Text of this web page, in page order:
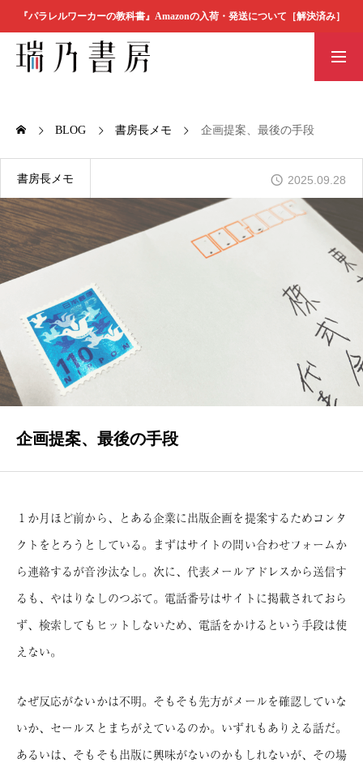
『パラレルワーカーの教科書』Amazonの入荷・発送について［解決済み］
書店の方へ 瑞乃書房の本
ード
BOOK
MESSAGE
代表者メッセージ
COMPANY
会社概要
ORDER
ご注文方法
INTERVIEWS
著者インタビュー
NEWS
瑞乃書房からのお知らせ
BLOG
CONTACT
お問い合わせ
BLOG 書房長メモ 企画提案、最後の手段
書房長メモ 2025.09.28
企画提案、最後の手段
１か月ほど前から、とある企業に出版企画を提案するためコンタ
クトをとろうとしている。まずはサイトの問い合わせフォームか
ら連絡するが音沙汰なし。次に、代表メールアドレスから送信す
るも、やはりなしのつぶて。電話番号はサイトに掲載されておら
ず、検索してもヒットしないため、電話をかけるという手段は使
えない。
なぜ反応がないかは不明。そもそも先方がメールを確認していな
いか、セールスとまちがえているのか。いずれもありえる話だ。
あるいは、そもそも出版に興味がないのかもしれないが、その場